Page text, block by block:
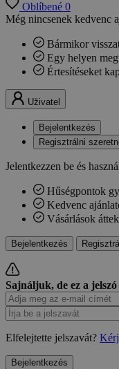
Oblíbené 0
Még nincsenek kedvenc
Bármikor
Egy helyen
Értesítéseket
Uživatel
Bejelentkezés
Regisztrálni
Jelentkezzen be és
Hűségpontok
Kedvenc
Vásárlások
Bejelentkezés
Sajnáljuk, de ez a
Elfelejtette jelszavát?
Bejelentkezés